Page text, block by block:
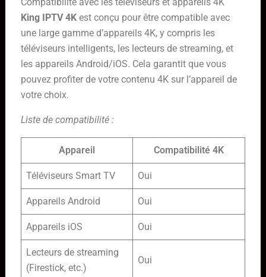
Compatibilité avec les téléviseurs et appareils 4K
King IPTV 4Kest conçu pour être compatible avec
une large gamme d’appareils 4K, y compris les
téléviseurs intelligents, les lecteurs de streaming, et
les appareils Android/iOS. Cela garantit que vous
pouvez profiter de votre contenu 4K sur l’appareil de
votre choix.
Liste de compatibilité :
Appareil Compatibilité 4K
Téléviseurs Smart TV Oui
Appareils Android Oui
Appareils iOS Oui
Lecteurs de streaming
(Firestick, etc.)
Oui